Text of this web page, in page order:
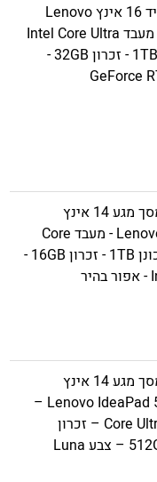
מחשב גיימינג נייד 16 אינץ Lenovo
Legion Pro 7i - מעבד Intel Core Ultra
9 275HX - כונן 1TB - זכרון 32GB -
מחשב נייד עם מסך מגע 14 אינץ
Lenovo Yoga 7 2-in-1 - מעבד Core
Ultra 5 226V - כונן 1TB - זכרון 16GB -
מחשב נייד עם מסך מגע 14 אינץ
Lenovo IdeaPad 5i 2-in-1 Gen10 –
מעבד Core Ultra 5 225U – זכרון
16GB – כונן 512GB – צבע Luna